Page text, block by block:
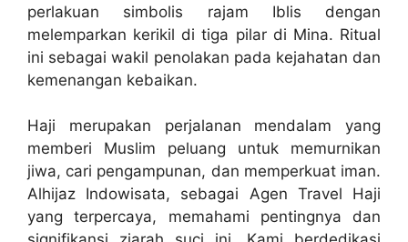
perlakuan simbolis rajam Iblis dengan
melemparkan kerikil di tiga pilar di Mina. Ritual
ini sebagai wakil penolakan pada kejahatan dan
kemenangan kebaikan.
Haji merupakan perjalanan mendalam yang
memberi Muslim peluang untuk memurnikan
jiwa, cari pengampunan, dan memperkuat iman.
Alhijaz Indowisata, sebagai Agen Travel Haji
yang terpercaya, memahami pentingnya dan